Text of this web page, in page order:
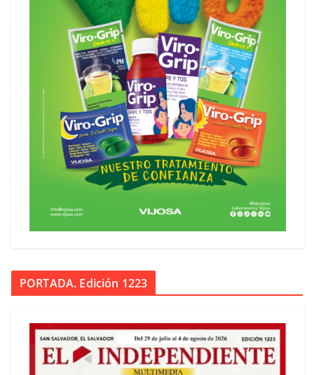
PORTADA. Edición 1223